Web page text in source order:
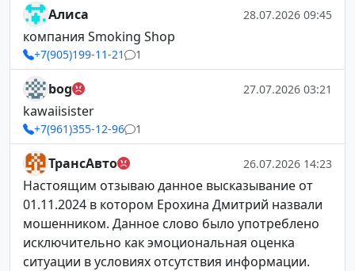
Алиса 28.07.2026 09:45
компания Smoking Shop
+7(905)199-11-21 1
bog 27.07.2026 03:21
kawaiisister
+7(961)355-12-96 1
ТрансАвто 26.07.2026 14:23
Настоящим отзываю данное высказывание от
01.11.2024 в котором Ерохина Дмитрий назвали
мошенником. Данное слово было употреблено
исключительно как эмоциональная оценка
ситуации в условиях отсутствия информации.